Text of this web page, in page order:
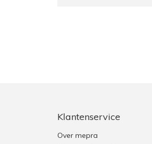
Klantenservice
Over mepra